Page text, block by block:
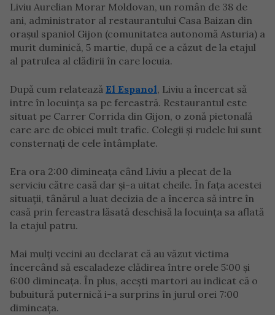
Liviu Aurelian Morar Moldovan, un român de 38 de
ani, administrator al restaurantului Casa Baizan din
orașul spaniol Gijon (comunitatea autonomă Asturia) a
murit duminică, 5 martie, după ce a căzut de la etajul
al patrulea al clădirii în care locuia.
După cum relatează El Espanol, Liviu a încercat să
intre în locuința sa pe fereastră. Restaurantul este
situat pe Carrer Corrida din Gijon, o zonă pietonală
care are de obicei mult trafic. Colegii și rudele lui sunt
consternați de cele întâmplate.
Era ora 2:00 dimineața când Liviu a plecat de la
serviciu către casă dar și-a uitat cheile. În fața acestei
situații, tânărul a luat decizia de a încerca să intre în
casă prin fereastra lăsată deschisă la locuința sa aflată
la etajul patru.
Mai mulți vecini au declarat că au văzut victima
încercând să escaladeze clădirea între orele 5:00 și
6:00 dimineața. În plus, acești martori au indicat că o
bubuitură puternică i-a surprins în jurul orei 7:00
dimineața.